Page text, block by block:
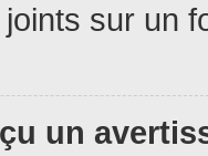
sur un
un